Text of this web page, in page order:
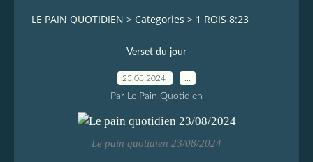
LE PAIN QUOTIDIEN > Categories > 1 ROIS 8:23
Verset du jour
23.08.2024
Par Le Pain Quotidien
Le pain quotidien 23/08/2024